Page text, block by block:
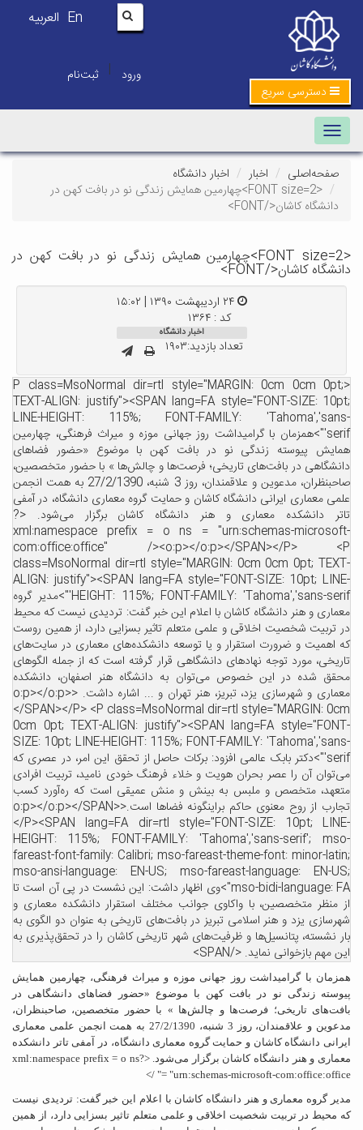
En العربیه
ورود | ثبت‌نام
دسترسی سریع
Toggle navigation
صفحه‌اصلی اخبار
اخبار دانشگاه
<FONT size=2>چهارمین همایش زندگی نو در بافت کهن در
دانشگاه کاشان</FONT>
<FONT size=2>چهارمین همایش زندگی نو در بافت کهن در
دانشگاه کاشان</FONT>
۲۴ اردیبهشت ۱۳۹۰ | ۱۵:۰۲
کد : ۱۳۶۴
اخبار دانشگاه
تعداد بازدید:۱۹۰۳
<P class=MsoNormal dir=rtl style="MARGIN: 0cm 0cm 0pt;
TEXT-ALIGN: justify"><SPAN lang=FA style="FONT-SIZE: 10pt;
LINE-HEIGHT: 115%; FONT-FAMILY: 'Tahoma','sans-
serif'">همزمان با گرامیداشت روز جهانی موزه و میراث فرهنگی، چهارمین
همایش پیوسته زندگی نو در بافت کهن با موضوع «حضور فضاهای
دانشگاهی در بافت‌های تاریخی؛ فرصت‌ها و چالش‌ها » با حضور متخصصین،
صاحبنظران، مدعوین و علاقمندان، روز 3 شنبه، 27/2/1390 به همت انجمن
علمی معماری ایرانی دانشگاه کاشان و حمایت گروه معماری دانشگاه، در آمفی
تاتر دانشکده معماری و هنر دانشگاه کاشان برگزار می‌شود. <?
xml:namespace prefix = o ns = "urn:schemas-microsoft-
com:office:office" /><o:p></o:p></SPAN></P> <P
class=MsoNormal dir=rtl style="MARGIN: 0cm 0cm 0pt; TEXT-
ALIGN: justify"><SPAN lang=FA style="FONT-SIZE: 10pt; LINE-
HEIGHT: 115%; FONT-FAMILY: 'Tahoma','sans-serif'">مدیر گروه
معماری و هنر دانشگاه کاشان با اعلام این خبر گفت: تردیدی نیست که محیط
در تربیت شخصیت اخلاقی و علمی متعلم تاثیر بسزایی دارد، از همین روست
که اهمیت و ضرورت استقرار و یا توسعه دانشکده‌های معماری در سایت‌های
تاریخی، مورد توجه نهادهای دانشگاهی قرار گرفته است که از جمله الگوهای
محقق شده در این خصوص می‌توان به دانشگاه هنر اصفهان، دانشکده
معماری و شهرسازی یزد، تبریز، هنر تهران و ... اشاره داشت. <o:p></o:p>
</SPAN></P> <P class=MsoNormal dir=rtl style="MARGIN: 0cm
0cm 0pt; TEXT-ALIGN: justify"><SPAN lang=FA style="FONT-
SIZE: 10pt; LINE-HEIGHT: 115%; FONT-FAMILY: 'Tahoma','sans-
serif'">دکتر بابک عالمی افزود: برکات حاصل از تحقق این امر، در عصری که
می‌توان آن‌ را عصر بحران هویت و خلاء فرهنگ خودی نامید، تربیت افرادی
متعهد، متخصص و ملبس به بینش و منش عمیقی است که ره‌آورد کسب
تجارب از روح معنوی حاکم براینگونه فضاها است.<o:p></o:p></SPAN>
</P><SPAN lang=FA dir=rtl style="FONT-SIZE: 10pt; LINE-
HEIGHT: 115%; FONT-FAMILY: 'Tahoma','sans-serif'; mso-
fareast-font-family: Calibri; mso-fareast-theme-font: minor-latin;
mso-ansi-language: EN-US; mso-fareast-language: EN-US;
mso-bidi-language: FA">وی اظهار داشت: این نشست در پی آن است تا
از منظر متخصصین، با واکاوی جوانب مختلف استقرار دانشکده معماری و
شهرسازی یزد و هنر اسلامی تبریز در بافت‌های تاریخی به عنوان دو الگوی به
بار نشسته، پتانسیل‌ها و ظرفیت‌های شهر تاریخی کاشان را در تحقق‌پذیری به
این مهم بازخوانی نماید. </SPAN>
همزمان با گرامیداشت روز جهانی موزه و میراث فرهنگی، چهارمین همایش
پیوسته زندگی نو در بافت کهن با موضوع «حضور فضاهای دانشگاهی در
بافت‌های تاریخی؛ فرصت‌ها و چالش‌ها » با حضور متخصصین، صاحبنظران،
مدعوین و علاقمندان، روز 3 شنبه، 27/2/1390 به همت انجمن علمی معماری
ایرانی دانشگاه کاشان و حمایت گروه معماری دانشگاه، در آمفی تاتر دانشکده
معماری و هنر دانشگاه کاشان برگزار می‌شود. <?xml:namespace prefix = o ns
= "urn:schemas-microsoft-com:office:office" />
مدیر گروه معماری و هنر دانشگاه کاشان با اعلام این خبر گفت: تردیدی نیست
که محیط در تربیت شخصیت اخلاقی و علمی متعلم تاثیر بسزایی دارد، از همین